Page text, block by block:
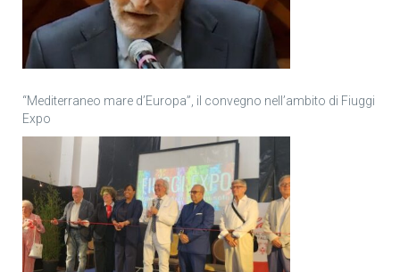
“Mediterraneo mare d’Europa”, il convegno nell’ambito di Fiuggi
Expo